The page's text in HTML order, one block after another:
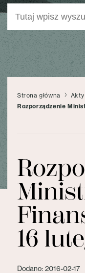
Strona główna
Rozporządzenie
16
Dodano: 2016-02-17